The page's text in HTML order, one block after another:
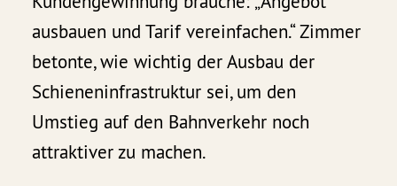
ausbauen und Tarif vereinfachen.“ Zimmer
betonte, wie wichtig der Ausbau der
Schieneninfrastruktur sei, um den
Umstieg auf den Bahnverkehr noch
attraktiver zu machen.